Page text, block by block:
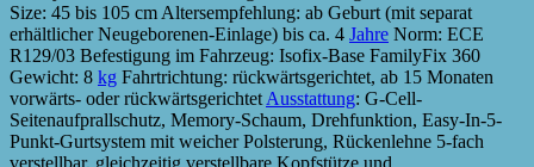
Size: 45 bis 105 cm Altersempfehlung: ab Geburt (mit separat
erhältlicher Neugeborenen-Einlage) bis ca. 4 Jahre Norm: ECE
R129/03 Befestigung im Fahrzeug: Isofix-Base FamilyFix 360
Gewicht: 8 kg Fahrtrichtung: rückwärtsgerichtet, ab 15 Monaten
vorwärts- oder rückwärtsgerichtet Ausstattung: G-Cell-
Seitenaufprallschutz, Memory-Schaum, Drehfunktion, Easy-In-5-
Punkt-Gurtsystem mit weicher Polsterung, Rückenlehne 5-fach
verstellbar, gleichzeitig verstellbare Kopfstütze und